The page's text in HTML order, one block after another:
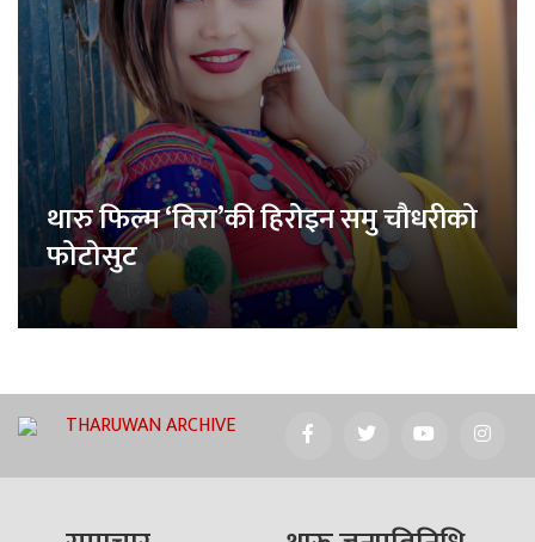
थारु फिल्म ‘विरा’की हिरोइन समु चौधरीको
फोटोसुट
THARUWAN ARCHIVE